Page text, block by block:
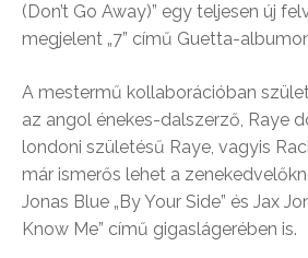
(Don’t Go Away)” egy teljesen új
megjelent „7” című Guetta-
A mestermű kollaborációban
az angol énekes-dalszerző, Raye
londoni születésű Raye, vagyis
már ismerős lehet a
Jonas Blue „By Your Side” és Jax
Know Me” című gigaslágerében is.